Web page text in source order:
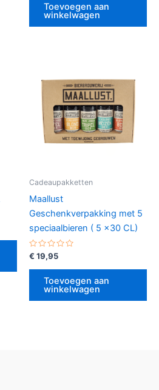
Toevoegen aan
winkelwagen
Cadeaupakketten
Maallust
Geschenkverpakking met 5
speciaalbieren ( 5 x30 CL)
Gewaardeerd
0
uit
€ 19,95
Toevoegen aan
winkelwagen